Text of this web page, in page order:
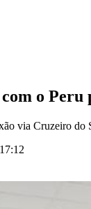
o Peru
via Cruzeiro